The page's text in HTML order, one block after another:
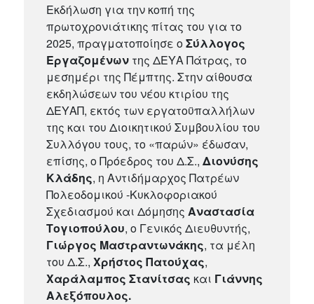
Εκδήλωση για την κοπή της
πρωτοχρονιάτικης πίτας του για το
2025, πραγματοποίησε οΣύλλογος
Εργαζομένων της ΔΕΥΑ Πάτρας, το
μεσημέρι της Πέμπτης. Στην αίθουσα
εκδηλώσεων του νέου κτιρίου της
ΔΕΥΑΠ, εκτός των εργατοϋπαλλήλων
της και του Διοικητικού Συμβουλίου του
Συλλόγου τους, το «παρών» έδωσαν,
επίσης, ο Πρόεδρος του Δ.Σ.,Διονύσης
Κλάδης, η Αντιδήμαρχος Πατρέων
Πολεοδομικού -Κυκλοφοριακού
Σχεδιασμού και ΔόμησηςΑναστασία
Τογιοπούλου, ο Γενικός Διευθυντής,
Γιώργος Μαστραντωνάκης, τα μέλη
του Δ.Σ.,Χρήστος Πατούχας,
Χαράλαμπος Στανίτσας και Γιάννης
Αλεξόπουλος.